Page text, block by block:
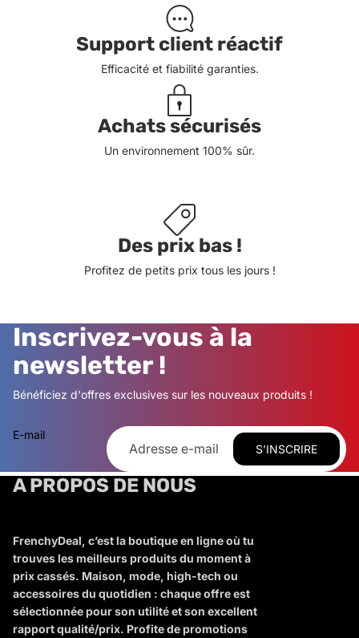
Support client réactif
Efficacité et fiabilité garanties.
Achats sécurisés
Un environnement 100% sûr.
Des prix bas !
Profitez de petits prix tous les jours !
Inscrivez-vous à la
newsletter !
Bénéficiez d'offres exclusives sur les nouveaux produits !
E-mail
S’INSCRIRE
A PROPOS DE NOUS
FrenchyDeal, c’est la boutique en ligne où tu
trouves les meilleurs produits du moment à
prix cassés. Maison, mode, high-tech ou
accessoires du quotidien : chaque offre est
sélectionnée pour son utilité et son excellent
rapport qualité/prix. Profite de promotions